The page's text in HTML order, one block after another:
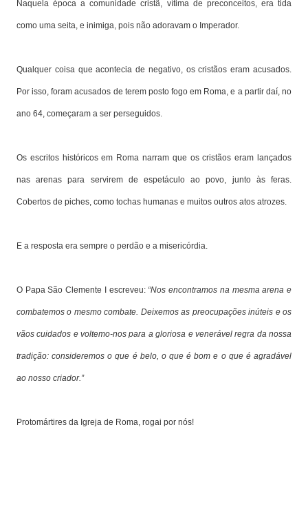
Naquela época a comunidade cristã, vítima de preconceitos, era tida
como uma seita, e inimiga, pois não adoravam o Imperador.
Qualquer coisa que acontecia de negativo, os cristãos eram acusados.
Por isso, foram acusados de terem posto fogo em Roma, e a partir daí, no
ano 64, começaram a ser perseguidos.
Os escritos históricos em Roma narram que os cristãos eram lançados
nas arenas para servirem de espetáculo ao povo, junto às feras.
Cobertos de piches, como tochas humanas e muitos outros atos atrozes.
E a resposta era sempre o perdão e a misericórdia.
O Papa São Clemente I escreveu: “Nos encontramos na mesma arena e
combatemos o mesmo combate. Deixemos as preocupações inúteis e os
vãos cuidados e voltemo-nos para a gloriosa e venerável regra da nossa
tradição: consideremos o que é belo, o que é bom e o que é agradável
ao nosso criador.”
Protomártires da Igreja de Roma, rogai por nós!